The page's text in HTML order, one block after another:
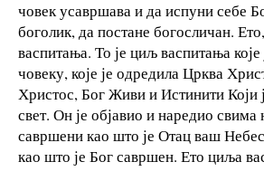
човек усавршава и да испуни себе
боголик, да постане богосличан.
васпитања. То је циљ васпитања
човеку, које је одредила Црква
Христос, Бог Живи и Истинити Који
свет. Он је објавио и наредио свима
савршени као што је Отац ваш
као што је Бог савршен. Ето циља